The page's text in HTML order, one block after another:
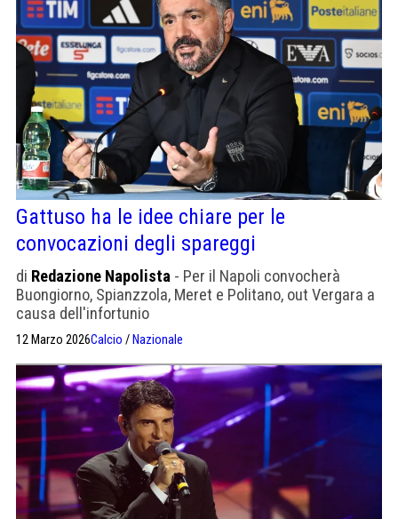
Gattuso ha le idee chiare per le
convocazioni degli spareggi
di Redazione Napolista - Per il Napoli convocherà
Buongiorno, Spianzzola, Meret e Politano, out Vergara a
causa dell'infortunio
12 Marzo 2026Calcio / Nazionale